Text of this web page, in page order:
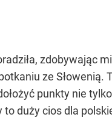
zdobywając
ze Słowenią.
punkty nie
duży cios dla